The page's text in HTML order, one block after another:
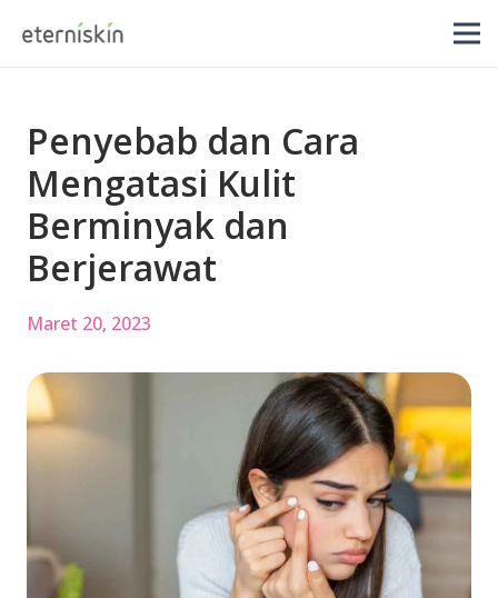
Penyebab dan Cara
Mengatasi Kulit
Berminyak dan
Berjerawat
Maret 20, 2023